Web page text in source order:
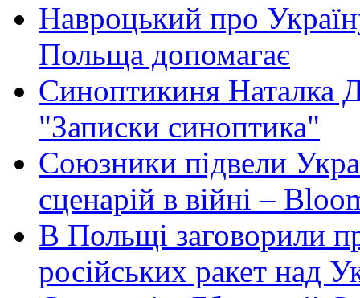
Навроцький про
Польща допомагає
Синоптикиня Наталка
"Записки синоптика"
Союзники підвели
сценарій в війні –
В Польщі заговорили
російських ракет над